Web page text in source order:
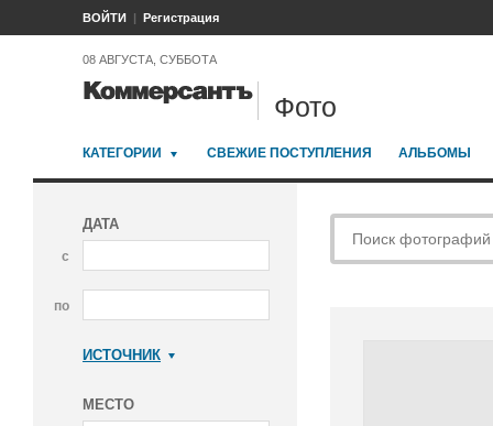
ВОЙТИ Регистрация
08 АВГУСТА, СУББОТА
Фото
КАТЕГОРИИ СВЕЖИЕ ПОСТУПЛЕНИЯ АЛЬБОМЫ
ДАТА
с
по
ИСТОЧНИК
МЕСТО